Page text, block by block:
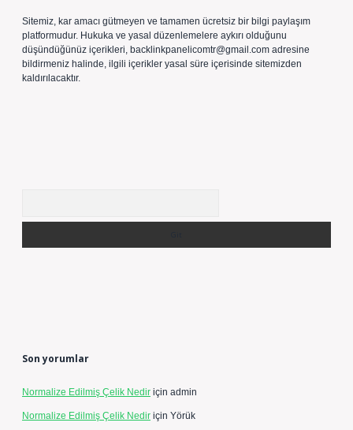
Sitemiz, kar amacı gütmeyen ve tamamen ücretsiz bir bilgi paylaşım
platformudur. Hukuka ve yasal düzenlemelere aykırı olduğunu
düşündüğünüz içerikleri, backlinkpanelicomtr@gmail.com adresine
bildirmeniz halinde, ilgili içerikler yasal süre içerisinde sitemizden
kaldırılacaktır.
Son yorumlar
Normalize Edilmiş Çelik Nedir için admin
Normalize Edilmiş Çelik Nedir için Yörük